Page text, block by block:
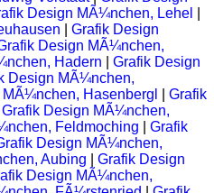
Design MÃ¼nchen, Lehel
Grafik Design
Design MÃ¼nchen,
Hadern
Grafik Design
Design MÃ¼nchen,
Hasenbergl
Grafik
Grafik Design MÃ¼nchen,
Feldmoching
Grafik
Design MÃ¼nchen,
Aubing
Grafik Design
Design MÃ¼nchen,